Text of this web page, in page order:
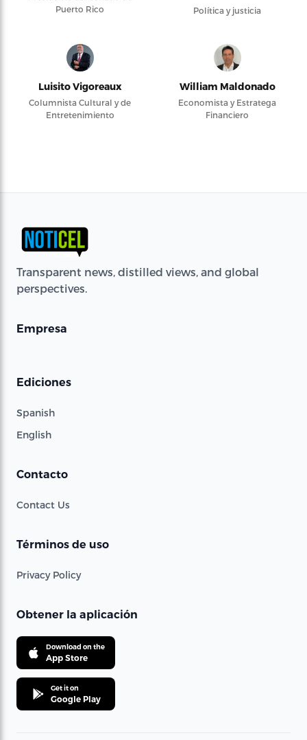
Puerto Rico
Política y justicia
Luisito Vigoreaux
Columnista Cultural y de
Entretenimiento
William Maldonado
Economista y Estratega
Financiero
Transparent news, distilled views, and global
perspectives.
Empresa
Ediciones
Spanish
English
Contacto
Contact Us
Términos de uso
Privacy Policy
Obtener la aplicación
Download on the
App Store
Get it on
Google Play